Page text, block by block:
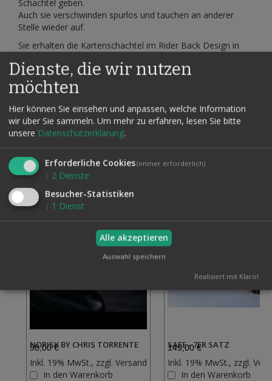
Schachtel geben.
Auch sie verschwinden spurlos und tauchen an anderer
Stelle wieder auf.
Sie erhalten die Kartenschachtel im Rider Back Design in
Neben der leicht verständlichen Videoanleitung
erhalten Sie von uns eine deutsche Kurzanleitung.
Produktsicherheit
Verwandte Artikel
NORISK BY CHRIS TORRENTE
98,00 €
Inkl. 19% MwSt., zzgl. Versand
In den Warenkorb
SAFE - 7ER SATZ
149,00 €
Inkl. 19% MwSt., zzgl.
In den Warenkorb
Dienste, die wir nutzen
möchten
Hier können Sie einsehen und anpassen, welche Information
wir über Sie sammeln. Um mehr zu erfahren, lesen Sie bitte
unsere Datenschutzerklärung.
Erforderliche Cookies(immer erforderlich)
↓ 2 Dienste
Besucher-Statistiken
↓ 1 Dienst
Alle akzeptieren
Auswahl speichern
Realisiert mit Klaro!